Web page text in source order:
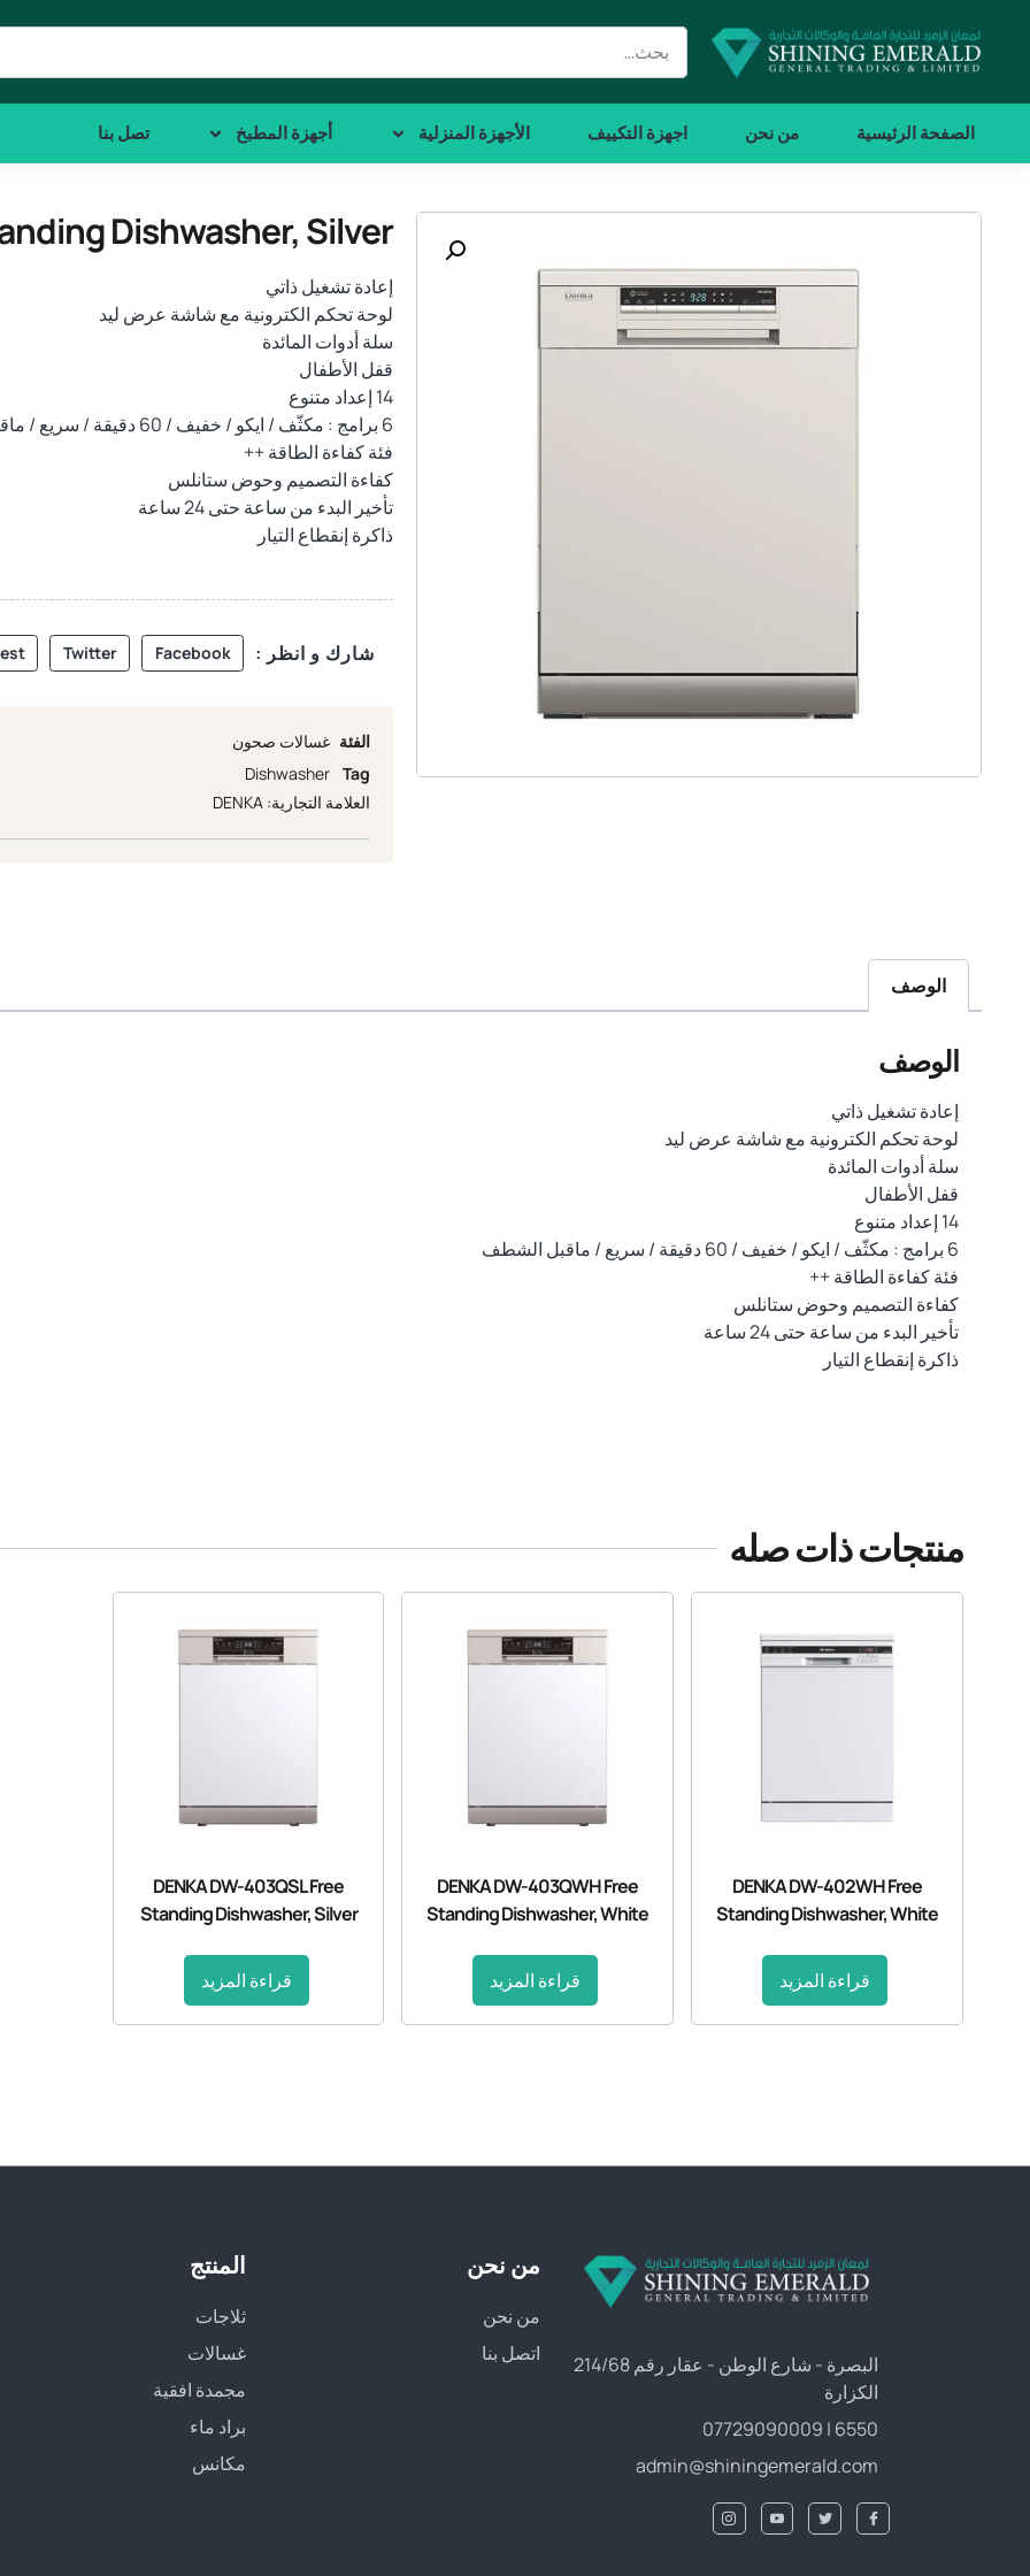
الصفحة الرئيسية من نحن اجهزة التكييف الأجهزة المنزلية أجهزة المطبخ تصل بنا
Dishwasher, Silver
إعادة تشغيل ذاتي
لوحة تحكم الكترونية مع شاشة عرض ليد
سلة أدوات المائدة
قفل الأطفال
14 إعداد متنوع
6 برامج : مكثّف / ايكو / خفيف / 60 دقيقة / سريع / ماقبل الشطف
فئة كفاءة الطاقة ++
كفاءة التصميم وحوض ستانلس
تأخير البدء من ساعة حتى 24 ساعة
ذاكرة إنقطاع التيار
شارك و انظر : Facebook
Twitter
الفئة غسالات صحون
Tag
Dishwasher
العلامة التجارية: DENKA
الوصف
الوصف
إعادة تشغيل ذاتي
لوحة تحكم الكترونية مع شاشة عرض ليد
سلة أدوات المائدة
قفل الأطفال
14 إعداد متنوع
6 برامج : مكثّف / ايكو / خفيف / 60 دقيقة / سريع / ماقبل الشطف
فئة كفاءة الطاقة ++
كفاءة التصميم وحوض ستانلس
تأخير البدء من ساعة حتى 24 ساعة
ذاكرة إنقطاع التيار
منتجات ذات صله
DENKA DW-402WH Free
Standing Dishwasher, White
قراءة المزيد
DENKA DW-403QWH Free
Standing Dishwasher, White
قراءة المزيد
DENKA DW-403QSL Free
Standing Dishwasher, Silver
قراءة المزيد
البصرة - شارع الوطن - عقار رقم 214/68
الكزارة
6550 | 07729090009
admin@shiningemerald.com
من نحن
من نحن
اتصل بنا
المنتج
ثلاجات
غسالات
مجمدة افقية
براد ماء
مكانس